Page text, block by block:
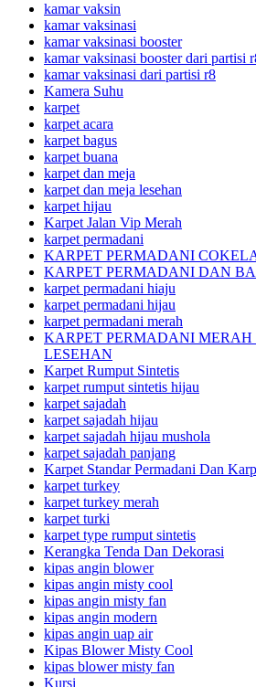
kamar vaksin
kamar vaksinasi
kamar vaksinasi booster
kamar vaksinasi booster dari partisi
kamar vaksinasi dari partisi r8
Kamera Suhu
karpet
karpet acara
karpet bagus
karpet buana
karpet dan meja
karpet dan meja lesehan
karpet hijau
Karpet Jalan Vip Merah
karpet permadani
KARPET PERMADANI
KARPET PERMADANI DAN
karpet permadani hiaju
karpet permadani hijau
karpet permadani merah
KARPET PERMADANI
LESEHAN
Karpet Rumput Sintetis
karpet rumput sintetis hijau
karpet sajadah
karpet sajadah hijau
karpet sajadah hijau mushola
karpet sajadah panjang
Karpet Standar Permadani Dan
karpet turkey
karpet turkey merah
karpet turki
karpet type rumput sintetis
Kerangka Tenda Dan Dekorasi
kipas angin blower
kipas angin misty cool
kipas angin misty fan
kipas angin modern
kipas angin uap air
Kipas Blower Misty Cool
kipas blower misty fan
Kursi